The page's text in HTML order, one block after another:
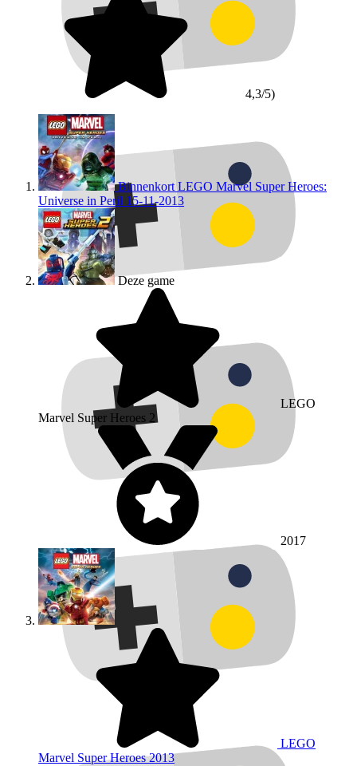
4,3/5)
Binnenkort LEGO Marvel Super Heroes:
Universe in Peril 15-11-2013
Deze game
LEGO
Marvel Super Heroes 2
2017
LEGO
Marvel Super Heroes2013